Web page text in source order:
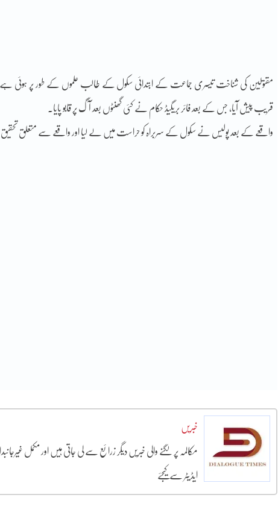
مقتولین کی شناخت تیسری جماعت کے ابتدائی سکول کے طالب علموں کے طور پر ہوئی
قریب پیش آیا، جس کے بعد فائر بریگیڈ حکام نے کئی گھنٹوں بعد آگ پر قابو پایا۔
واقعے کے بعد پولیس نے سکول کے سربراہ کو حراست میں لے لیا اور واقعے سے متعلق
خبریں
مکالمہ پر لگنے والی خبریں دیگر زرائع سے لی جاتی ہیں اور مکمل
ایڈیٹر سے کیجئے